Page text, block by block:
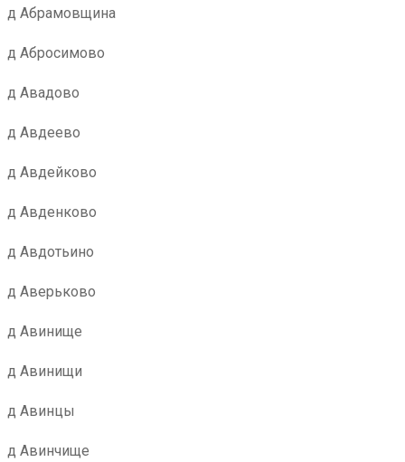
д Абрамовщина
д Абросимово
д Авадово
д Авдеево
д Авдейково
д Авденково
д Авдотьино
д Аверьково
д Авинище
д Авинищи
д Авинцы
д Авинчище